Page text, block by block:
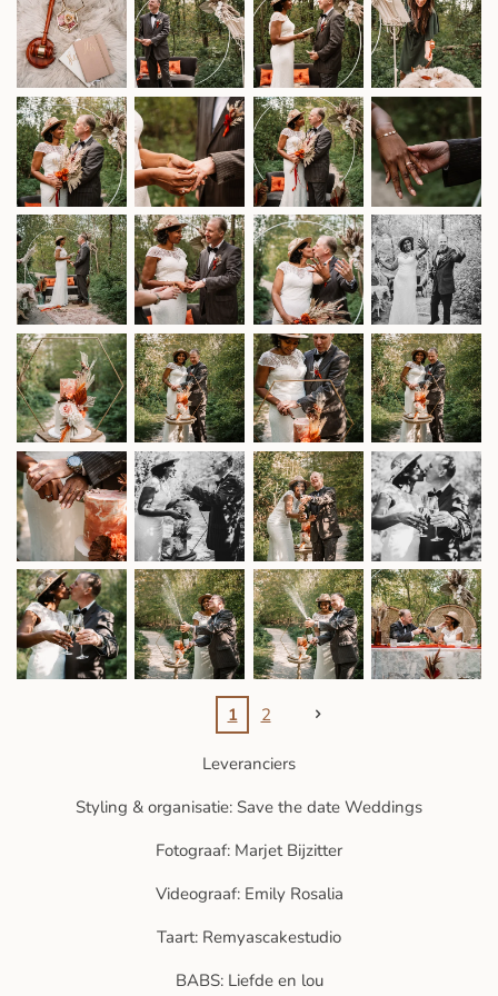
1 2
Leveranciers
Styling & organisatie: Save the date Weddings
Fotograaf: Marjet Bijzitter
Videograaf: Emily Rosalia
Taart: Remyascakestudio
BABS: Liefde en lou